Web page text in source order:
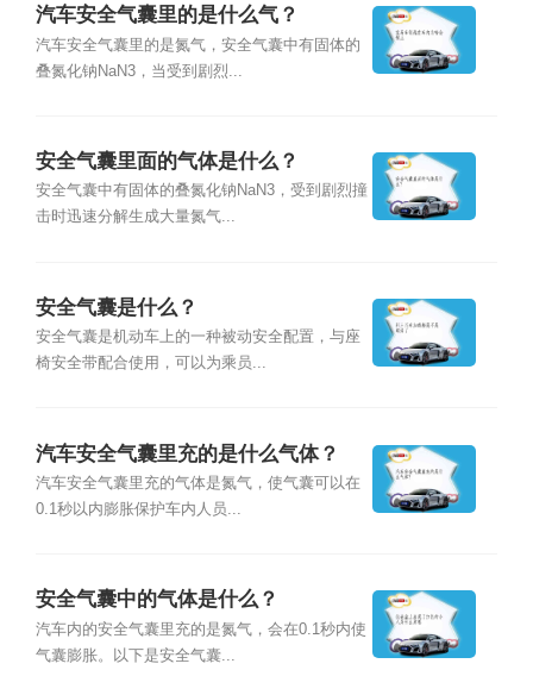
汽车安全气囊里的是什么气？
汽车安全气囊里的是氮气，安全气囊中有固体的
叠氮化钠NaN3，当受到剧烈...
安全气囊里面的气体是什么？
安全气囊中有固体的叠氮化钠NaN3，受到剧烈撞
击时迅速分解生成大量氮气...
安全气囊是什么？
安全气囊是机动车上的一种被动安全配置，与座
椅安全带配合使用，可以为乘员...
汽车安全气囊里充的是什么气体？
汽车安全气囊里充的气体是氮气，使气囊可以在
0.1秒以内膨胀保护车内人员...
安全气囊中的气体是什么？
汽车内的安全气囊里充的是氮气，会在0.1秒内使
气囊膨胀。以下是安全气囊...